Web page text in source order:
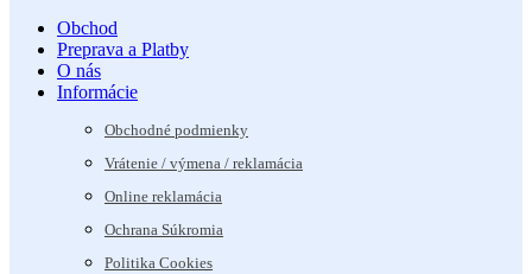
Obchod
Preprava a Platby
O nás
Informácie
Obchodné podmienky
Vrátenie / výmena / reklamácia
Online reklamácia
Ochrana Súkromia
Politika Cookies